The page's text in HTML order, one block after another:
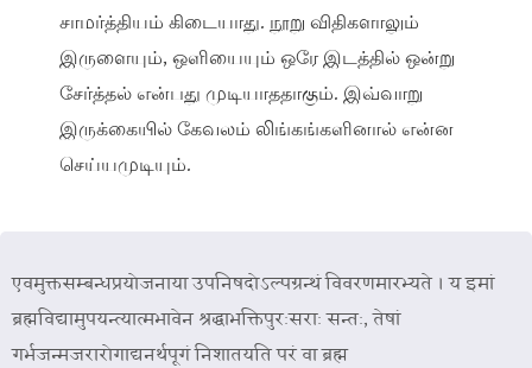
சாமர்த்தியம் கிடையாது. நூறு விதிகளாலும்
இருளையும், ஒளியையும் ஒரே இடத்தில் ஒன்று
சேர்த்தல் என்பது முடியாததாகும். இவ்வாறு
இருக்கையில் கேவலம் லிங்கங்களினால் என்ன
செய்யமுடியும்.
एवमुक्तसम्बन्धप्रयोजनाया उपनिषदोऽल्पग्रन्थं विवरणमारभ्यते । य इमां
ब्रह्मविद्यामुपयन्त्यात्मभावेन श्रद्धाभक्तिपुरःसराः सन्तः, तेषां
गर्भजन्मजरारोगाद्यनर्थपूगं निशातयति परं वा ब्रह्म